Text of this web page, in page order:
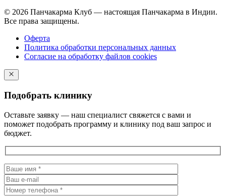
© 2026 Панчакарма Клуб — настоящая Панчакарма в Индии.
Все права защищены.
Оферта
Политика обработки персональных данных
Согласие на обработку файлов cookies
Подобрать клинику
Оставьте заявку — наш специалист свяжется с вами и
поможет подобрать программу и клинику под ваш запрос и
бюджет.